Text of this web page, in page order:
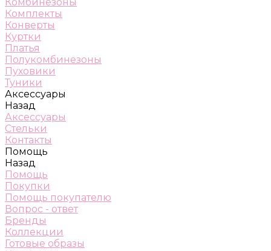
Комплекты
Конверты
Куртки
Платья
Полукомбинезоны
Пуховики
Туники
Аксессуары
Назад
Аксессуары
Стельки
Контакты
Помощь
Назад
Помощь
Покупки
Помощь покупателю
Вопрос - ответ
Бренды
Коллекции
Готовые образы